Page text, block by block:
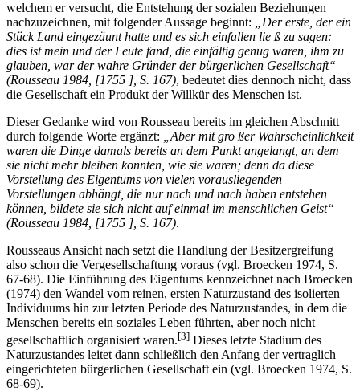
welchem er versucht, die Entstehung der sozialen Beziehungen
nachzuzeichnen, mit folgender Aussage beginnt:
„Der erste, der ein
Stück Land eingezäunt hatte und es sich einfallen lie ß zu sagen:
dies ist mein und der Leute fand, die einfältig genug waren, ihm zu
glauben, war der wahre Gründer der bürgerlichen Gesellschaft“
(Rousseau 1984, [1755 ], S. 167), bedeutet dies dennoch nicht, dass
die Gesellschaft ein Produkt der Willkür des Menschen ist.
Dieser Gedanke wird von Rousseau bereits im gleichen Abschnitt
durch folgende Worte ergänzt:
„Aber mit gro ßer Wahrscheinlichkeit
waren die Dinge damals bereits an dem Punkt angelangt, an dem
sie nicht mehr bleiben konnten, wie sie waren; denn da diese
Vorstellung des Eigentums von vielen vorausliegenden
Vorstellungen abhängt, die nur nach und nach haben entstehen
können, bildete sie sich nicht auf einmal im menschlichen Geist“
(Rousseau 1984, [1755 ], S. 167).
Rousseaus Ansicht nach setzt die Handlung der Besitzergreifung
also schon die Vergesellschaftung voraus (vgl. Broecken 1974, S.
67-68). Die Einführung des Eigentums kennzeichnet nach Broecken
(1974) den Wandel vom reinen, ersten Naturzustand des isolierten
Individuums hin zur letzten Periode des Naturzustandes, in dem die
Menschen bereits ein soziales Leben führten, aber noch nicht
gesellschaftlich organisiert waren.[3] Dieses letzte Stadium des
Naturzustandes leitet dann schließlich den Anfang der vertraglich
eingerichteten bürgerlichen Gesellschaft ein (vgl. Broecken 1974, S.
68-69).